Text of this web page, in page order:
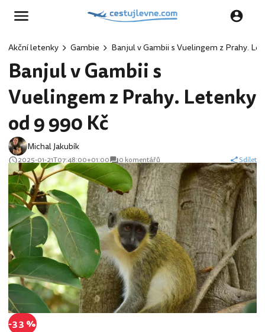
Akční letenky Gambie Banjul v Gambii s Vuelingem z Prahy.
Banjul v Gambii s
Vuelingem z Prahy. Letenky
od 9 990 Kč
Michal Jakubík
2025-01-21T07:48:00+01:00 0 komentářů Sdílet
-33 %